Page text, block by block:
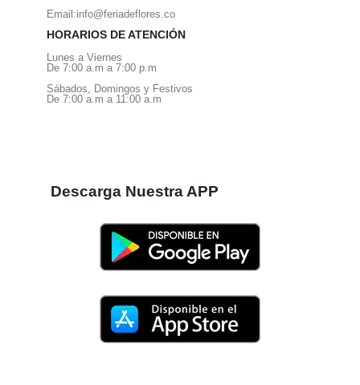
Email:info@feriadeflores.co
HORARIOS DE ATENCIÓN
Lunes a Viernes
De 7:00 a.m a 7:00 p.m
Sábados, Domingos y Festivos
De 7:00 a.m a 11:00 a.m
Descarga Nuestra APP